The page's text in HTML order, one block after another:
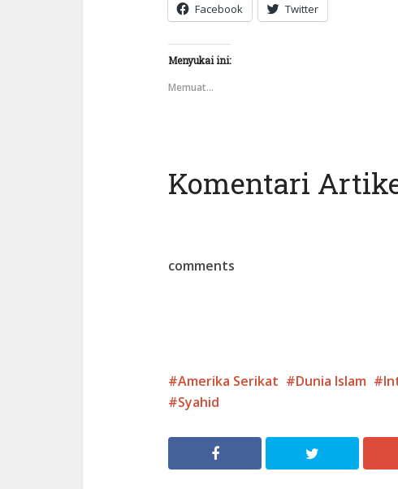
Facebook Twitter
Menyukai ini:
Memuat...
Komentari
comments
Amerika Serikat Dunia Islam
Syahid